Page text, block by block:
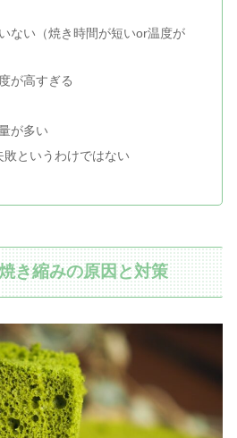
ない（焼き時間が短いor温度が
が高すぎる
が多い
というわけではない
き縮みの原因と対策